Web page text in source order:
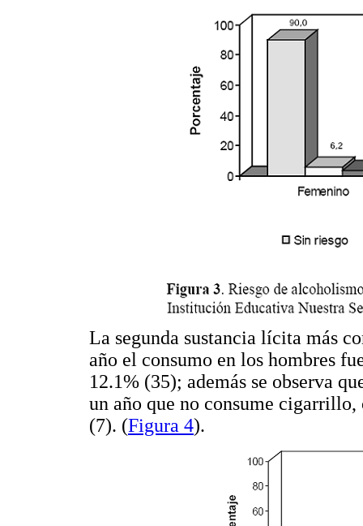
La segunda sustancia lícita más
año el consumo en los hombres
12.1% (35); además se observa
un año que no consume
(7). (Figura 4).